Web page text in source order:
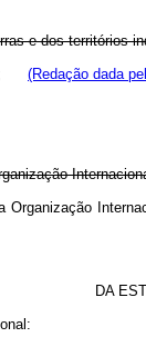
e dos territórios
(Redação dada
Organização
DA